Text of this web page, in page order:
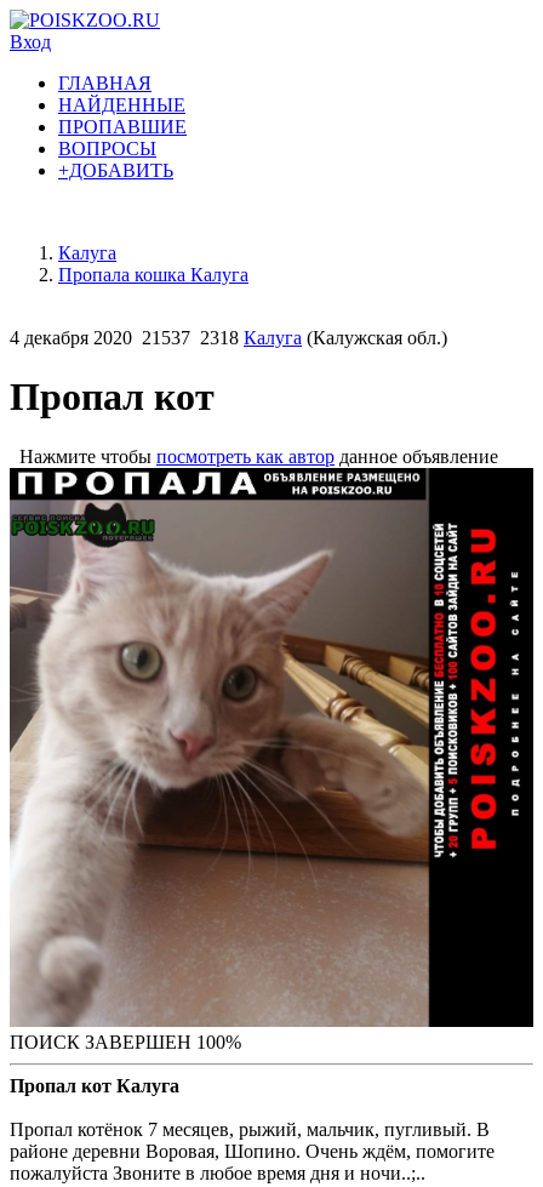
Вход
ГЛАВНАЯ
НАЙДЕННЫЕ
ПРОПАВШИЕ
ВОПРОСЫ
+ДОБАВИТЬ
Калуга
Пропала кошка Калуга
4 декабря 2020 21537 2318 Калуга (Калужская обл.)
Пропал кот
Нажмите чтобы посмотреть как автор данное объявление
ПОИСК ЗАВЕРШЕН 100%
Пропал кот Калуга
Пропал котёнок 7 месяцев, рыжий, мальчик, пугливый. В
районе деревни Воровая, Шопино. Очень ждём, помогите
пожалуйста Звоните в любое время дня и ночи..;..